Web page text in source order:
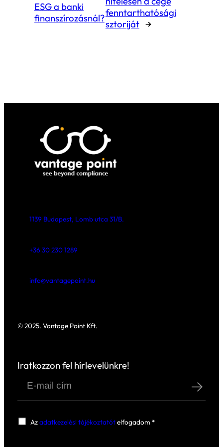
Az átlátható, következetes jelentési
„eseményeket” jelentsék, hanem a valós
és azon keresztül fejlődjenek. A
fenntarthatósági jelentés hibái – legyen
adatminőség, relevancia, integráció
stratégiai illeszkedés hiánya – komoly
vállalat tudatosan építi fel az ESG
gyakori csapdákat, hanem valódi
fenntarthatóság területén.
versenyelőnyt szerezzen a helyes
← Előző:
Következő: